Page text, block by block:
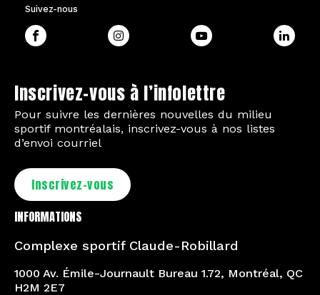
Suivez-nous
Inscrivez-vous à l’infolettre
Pour suivre les dernières nouvelles du milieu
sportif montréalais, inscrivez-vous à nos listes
d’envoi courriel
Inscrivez-vous
INFORMATIONS
Complexe sportif Claude-Robillard
1000 Av. Émile-Journault Bureau 1.72, Montréal, QC
H2M 2E7